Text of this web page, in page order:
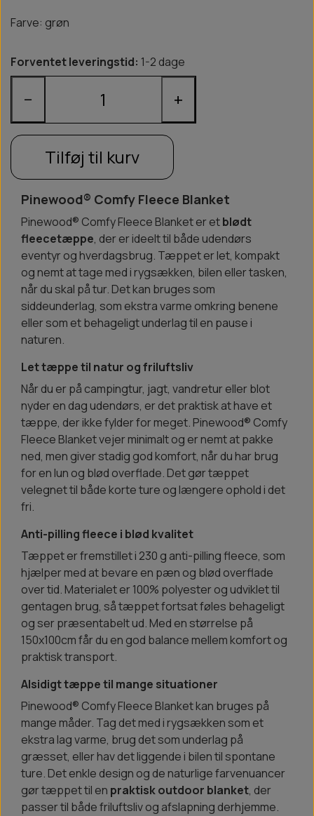
Farve: grøn
Forventet leveringstid: 1-2 dage
− +
Tilføj til kurv
Pinewood® Comfy Fleece Blanket
Pinewood® Comfy Fleece Blanket er etblødt
fleecetæppe, der er ideelt til både udendørs
eventyr og hverdagsbrug. Tæppet er let, kompakt
og nemt at tage med i rygsækken, bilen eller tasken,
når du skal på tur. Det kan bruges som
siddeunderlag, som ekstra varme omkring benene
eller som et behageligt underlag til en pause i
naturen.
Let tæppe til natur og friluftsliv
Når du er på campingtur, jagt, vandretur eller blot
nyder en dag udendørs, er det praktisk at have et
tæppe, der ikke fylder for meget. Pinewood® Comfy
Fleece Blanket vejer minimalt og er nemt at pakke
ned, men giver stadig god komfort, når du har brug
for en lun og blød overflade. Det gør tæppet
velegnet til både korte ture og længere ophold i det
fri.
Anti-pilling fleece i blød kvalitet
Tæppet er fremstillet i 230 g anti-pilling fleece, som
hjælper med at bevare en pæn og blød overflade
over tid. Materialet er 100% polyester og udviklet til
gentagen brug, så tæppet fortsat føles behageligt
og ser præsentabelt ud. Med en størrelse på
150x100cm får du en god balance mellem komfort og
praktisk transport.
Alsidigt tæppe til mange situationer
Pinewood® Comfy Fleece Blanket kan bruges på
mange måder. Tag det med i rygsækken som et
ekstra lag varme, brug det som underlag på
græsset, eller hav det liggende i bilen til spontane
ture. Det enkle design og de naturlige farvenuancer
gør tæppet til en praktisk outdoor blanket, der
passer til både friluftsliv og afslapning derhjemme.